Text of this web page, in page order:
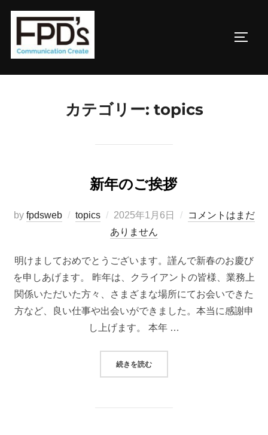
ツ
カテゴリー: topics
新年のご挨拶
by fpdsweb topics
投
稿
2025年1月6日
コメントはまだ
ありません
明けましておめでとうございます。謹んで新春のお慶び
を申しあげます。 昨年は、クライアントの皆様、業務上
関係いただいた方々、さまざまな場所にてお会いできた
方など、良い仕事や出会いができました。本当に感謝申
し上げます。 本年 …
続きを読む“新年のご挨拶”